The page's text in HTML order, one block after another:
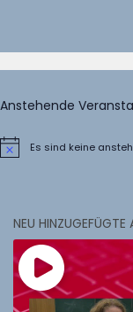
Anstehende
HinweisEs sind keine
NEU HINZUGEFÜGTE